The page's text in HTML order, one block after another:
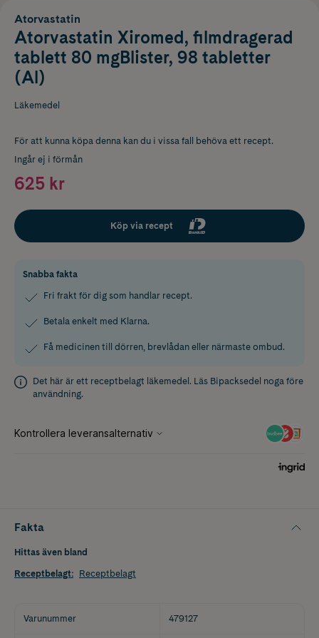
Atorvastatin
Atorvastatin Xiromed, filmdragerad
tablett 80 mgBlister, 98 tabletter
(Al)
Läkemedel
För att kunna köpa denna kan du i vissa fall behöva ett recept.
Ingår ej i förmån
625 kr
Köp via recept
Snabba fakta
Fri frakt för dig som handlar recept.
Betala enkelt med Klarna.
Få medicinen till dörren, brevlådan eller närmaste ombud.
Det här är ett receptbelagt läkemedel. Läs Bipacksedel noga före
användning.
Fakta
Hittas även bland
Receptbelagt: Receptbelagt
Varunummer 479127